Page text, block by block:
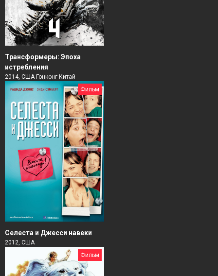
Трансформеры: Эпоха
истребления
2014, США Гонконг Китай
Фильм
Селеста и Джесси навеки
2012, США
Фильм